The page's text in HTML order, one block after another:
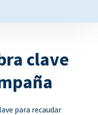
clave
para recaudar